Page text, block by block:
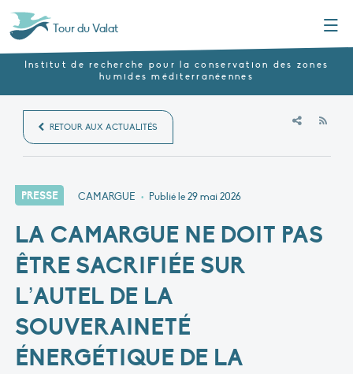
Tour du Valat
Institut de recherche pour la conservation des zones
humides méditerranéennes
RETOUR AUX ACTUALITÉS
PRESSE CAMARGUE • Publié le29 mai 2026
LA CAMARGUE NE DOIT PAS
ÊTRE SACRIFIÉE SUR
L’AUTEL DE LA
SOUVERAINETÉ
ÉNERGÉTIQUE DE LA